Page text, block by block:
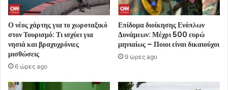
Ο νέος χάρτης για το χωροταξικό
στον Τουρισμό: Τι ισχύει για
νησιά και βραχυχρόνιες
μισθώσεις
6 ώρες ago
Επίδομα διοίκησης Ενόπλων
Δυνάμεων: Μέχρι 500 ευρώ
μηνιαίως – Ποιοι είναι δικαιούχοι
9 ώρες ago